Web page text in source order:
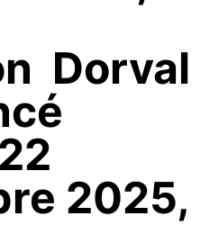
Dorval
2025,